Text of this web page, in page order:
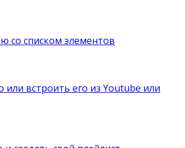
со списком элементов
или встроить его из Youtube или